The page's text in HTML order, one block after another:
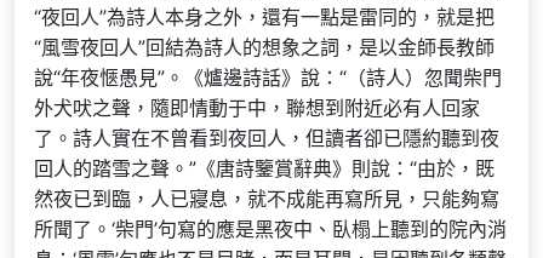
“夜回人”為詩人本身之外，還有一點是雷同的，就是把
“風雪夜回人”回結為詩人的想象之詞，是以金師長教師
說“年夜愜愚見”。《爐邊詩話》說：“（詩人）忽聞柴門
外犬吠之聲，隨即情動于中，聯想到附近必有人回家
了。詩人實在不曾看到夜回人，但讀者卻已隱約聽到夜
回人的踏雪之聲。”《唐詩鑒賞辭典》則說：“由於，既
然夜已到臨，人已寢息，就不成能再寫所見，只能夠寫
所聞了。‘柴門’句寫的應是黑夜中、臥榻上聽到的院內消